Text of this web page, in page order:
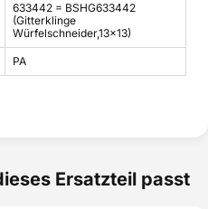
633442 = BSHG633442
(Gitterklinge
Würfelschneider,13x13)
PA
Ersatzteil passt